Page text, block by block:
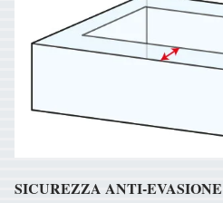
SICUREZZA ANTI-EVASIONE